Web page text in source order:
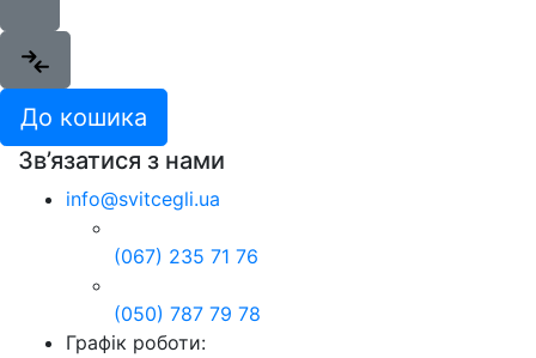
До кошика
Зв’язатися з нами
info@svitcegli.ua
(067) 235 71 76
(050) 787 79 78
Графік роботи: